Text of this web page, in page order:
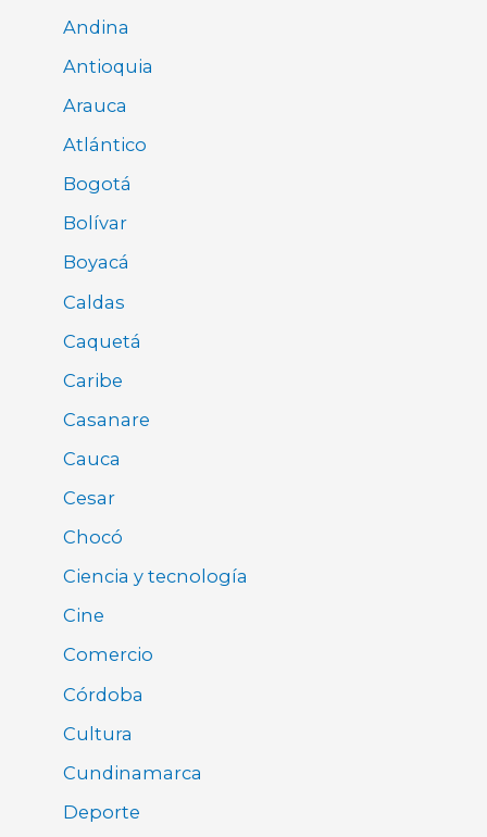
Andina
Antioquia
Arauca
Atlántico
Bogotá
Bolívar
Boyacá
Caldas
Caquetá
Caribe
Casanare
Cauca
Cesar
Chocó
Ciencia y tecnología
Cine
Comercio
Córdoba
Cultura
Cundinamarca
Deporte